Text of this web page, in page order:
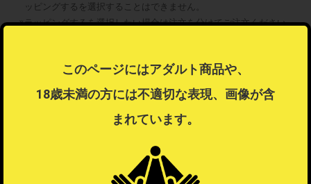
ッピングするを選択することはできません。
ラッピングするを選択したい場合は注文を分けてご注文ください。
このページにはアダルト商品や、
18歳未満の方には不適切な表現、画像が含
まれています。